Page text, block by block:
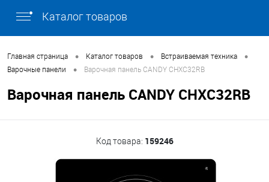
Каталог товаров
Главная страница • Каталог товаров • Встраиваемая техника •
Варочные панели • Варочная панель CANDY CHXC32RB
Варочная панель CANDY CHXC32RB
Код товара: 159246